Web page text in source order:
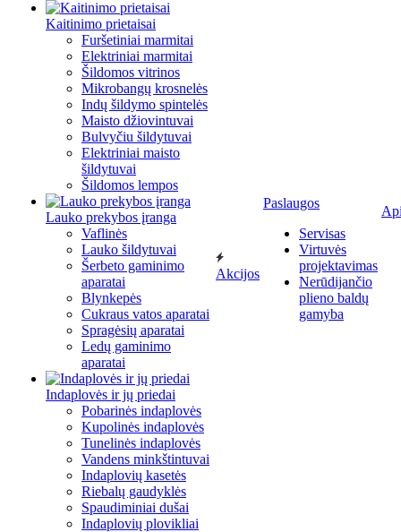
Kaitinimo prietaisai
Furšetiniai marmitai
Elektriniai marmitai
Šildomos vitrinos
Mikrobangų krosnelės
Indų šildymo spintelės
Maisto džiovintuvai
Bulvyčiu šildytuvai
Elektriniai maisto
šildytuvai
Šildomos lempos
Lauko prekybos įranga
Vaflinės
Lauko šildytuvai
Šerbeto gaminimo
aparatai
Blynkepės
Cukraus vatos aparatai
Spragėsių aparatai
Ledų gaminimo
aparatai
Indaplovės ir jų priedai
Pobarinės indaplovės
Kupolinės indaplovės
Tunelinės indaplovės
Vandens minkštintuvai
Indaplovių kasetės
Riebalų gaudyklės
Spaudiminiai dušai
Indaplovių plovikliai
Akcijos
Paslaugos
Servisas
Virtuvės
projektavimas
Nerūdijančio
plieno baldų
gamyba